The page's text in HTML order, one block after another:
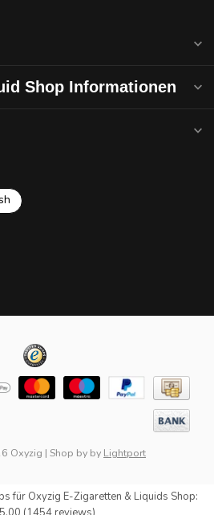
Shop Informationen
Oxyzig | Shop by by Lightport
für Oxyzig E-Zigaretten & Liquids Shop: